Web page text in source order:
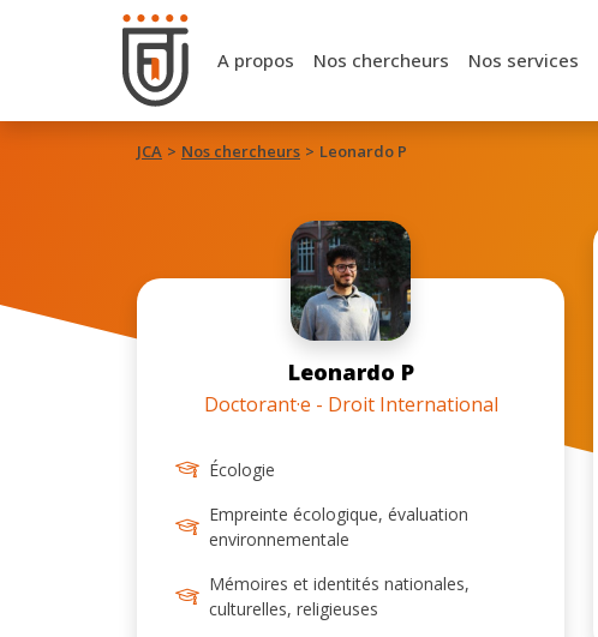
A propos Nos chercheurs Nos services
JCA Nos chercheurs Leonardo P
Leonardo P
Doctorant·e - Droit International
Écologie
Empreinte écologique, évaluation
environnementale
Mémoires et identités nationales,
culturelles, religieuses